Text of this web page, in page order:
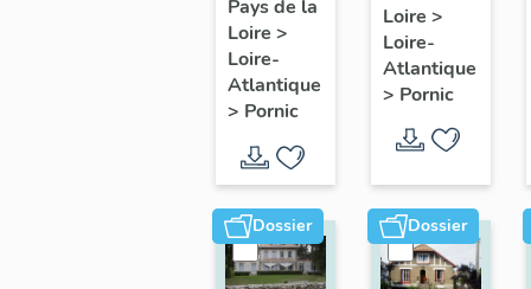
villégiature
balnéaire
dite
Chalet
Gautier,
1 rue de
la
Brandelle
Pays de la
Loire >
Loire-
Atlantique
> Pornic
villégiature
balnéaire
dite La
Tempête,
1 rue
Gambetta
Loire >
Loire-
Atlantique
> Pornic
Dossier Dossier